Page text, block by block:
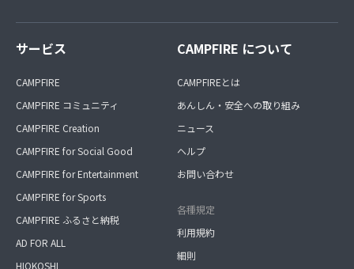
サービス
CAMPFIRE
CAMPFIRE コミュニティ
CAMPFIRE Creation
CAMPFIRE for Social Good
CAMPFIRE for Entertainment
CAMPFIRE for Sports
CAMPFIRE ふるさと納税
AD FOR ALL
HIOKOSHI
CAMPFIRE について
CAMPFIREとは
あんしん・安全への取り組み
ニュース
ヘルプ
お問い合わせ
各種規定
利用規約
細則